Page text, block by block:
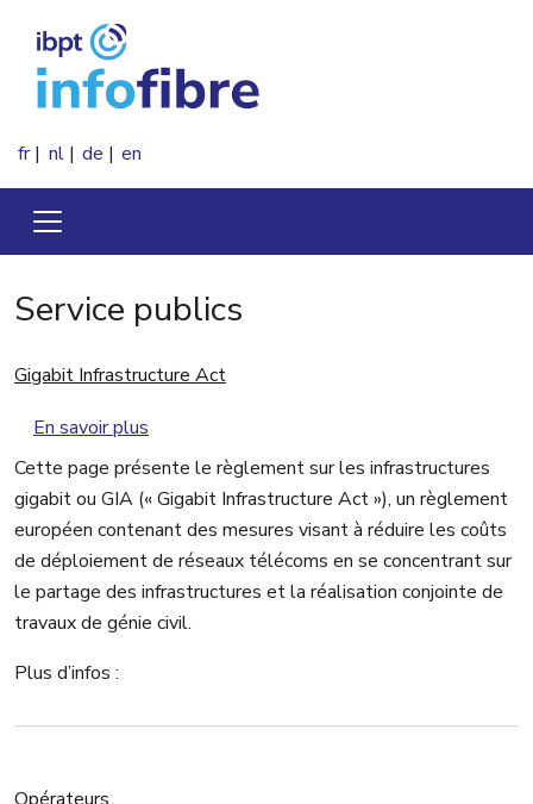
fr nl de en
Service publics
Gigabit Infrastructure Act
En savoir plus
Cette page présente le règlement sur les infrastructures
gigabit ou GIA (« Gigabit Infrastructure Act »), un règlement
européen contenant des mesures visant à réduire les coûts
de déploiement de réseaux télécoms en se concentrant sur
le partage des infrastructures et la réalisation conjointe de
travaux de génie civil.
Plus d’infos :